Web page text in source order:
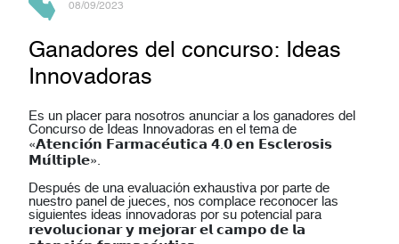
08/09/2023
Ganadores del concurso: Ideas
Innovadoras
Es un placer para nosotros anunciar a los ganadores del
Concurso de Ideas Innovadoras en el tema de
«𝗔𝘁𝗲𝗻𝗰𝗶𝗼́𝗻 𝗙𝗮𝗿𝗺𝗮𝗰𝗲́𝘂𝘁𝗶𝗰𝗮 𝟰.𝟬 𝗲𝗻 𝗘𝘀𝗰𝗹𝗲𝗿𝗼𝘀𝗶𝘀
𝗠𝘂́𝗹𝘁𝗶𝗽𝗹𝗲».
Después de una evaluación exhaustiva por parte de
nuestro panel de jueces, nos complace reconocer las
siguientes ideas innovadoras por su potencial para
𝗿𝗲𝘃𝗼𝗹𝘂𝗰𝗶𝗼𝗻𝗮𝗿 𝘆 𝗺𝗲𝗷𝗼𝗿𝗮𝗿 𝗲𝗹 𝗰𝗮𝗺𝗽𝗼 𝗱𝗲 𝗹𝗮